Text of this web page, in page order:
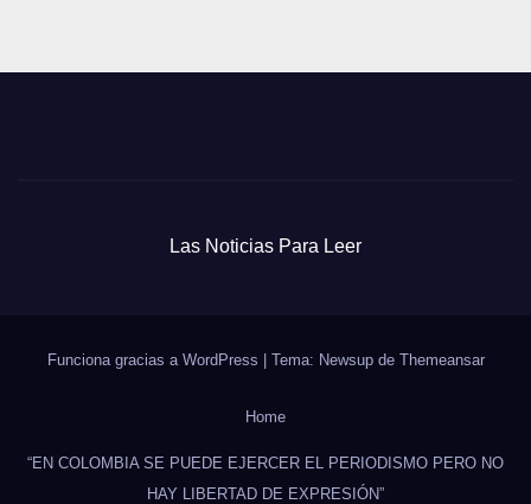
Las Noticias Para Leer
Funciona gracias a WordPress | Tema: Newsup de Themeansar
Home
“EN COLOMBIA SE PUEDE EJERCER EL PERIODISMO PERO NO
HAY LIBERTAD DE EXPRESIÓN”